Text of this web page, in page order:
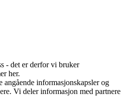
- det er derfor vi bruker
her.
angående informasjonskapsler og
Vi deler informasjon med partnere